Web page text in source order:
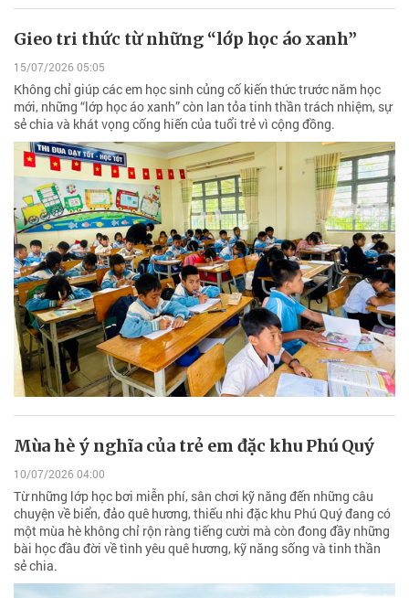
Gieo tri thức từ những “lớp học áo xanh”
15/07/2026 05:05
Không chỉ giúp các em học sinh củng cố kiến thức trước năm học
mới, những “lớp học áo xanh” còn lan tỏa tinh thần trách nhiệm, sự
sẻ chia và khát vọng cống hiến của tuổi trẻ vì cộng đồng.
Mùa hè ý nghĩa của trẻ em đặc khu Phú Quý
10/07/2026 04:00
Từ những lớp học bơi miễn phí, sân chơi kỹ năng đến những câu
chuyện về biển, đảo quê hương, thiếu nhi đặc khu Phú Quý đang có
một mùa hè không chỉ rộn ràng tiếng cười mà còn đong đầy những
bài học đầu đời về tình yêu quê hương, kỹ năng sống và tinh thần
sẻ chia.